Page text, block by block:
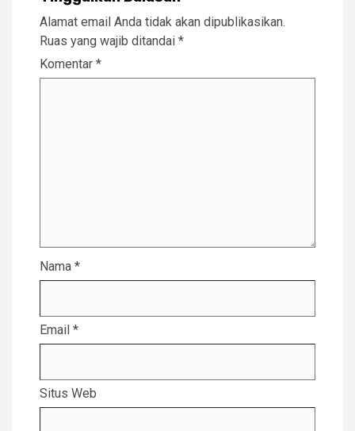
Alamat email Anda tidak akan dipublikasikan.
Ruas yang wajib ditandai *
Komentar *
Nama *
Email *
Situs Web